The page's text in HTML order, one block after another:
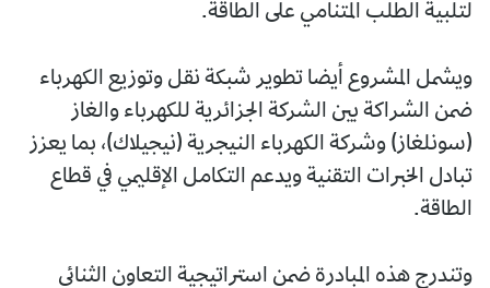
لتلبية الطلب المتنامي على الطاقة.
ويشمل المشروع أيضا تطوير شبكة نقل وتوزيع الكهرباء
ضمن الشراكة بين الشركة الجزائرية للكهرباء والغاز
(سونلغاز) وشركة الكهرباء النيجرية (نيجيلاك)، بما يعزز
تبادل الخبرات التقنية ويدعم التكامل الإقليمي في قطاع
الطاقة.
وتندرج هذه المبادرة ضمن استراتيجية التعاون الثنائي